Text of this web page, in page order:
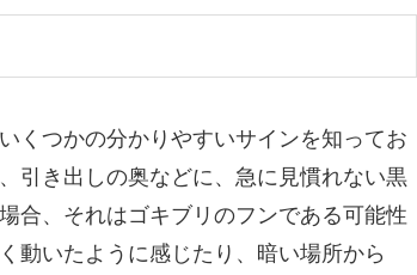
くつかの分かりやすいサインを知ってお
引き出しの奥などに、急に見慣れない黒
合、それはゴキブリのフンである可能性
動いたように感じたり、暗い場所から